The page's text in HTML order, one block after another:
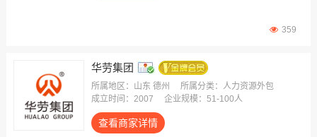
359
华劳集团
所属地区：山东 德州
所属分类：人力资源外包
成立时间：2007
企业规模：51-100人
查看商家详情